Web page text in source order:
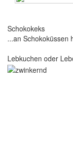
Schokokeks
...an Schokoküssen
Lebkuchen oder